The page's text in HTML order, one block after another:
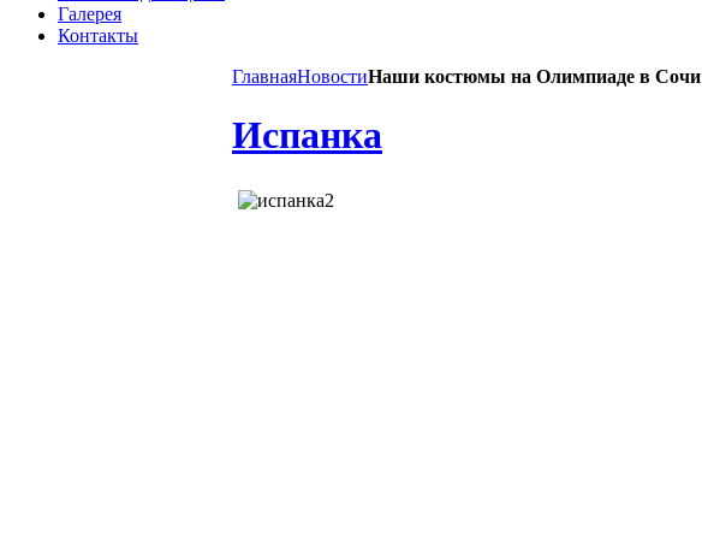
Галерея
Контакты
ГлавнаяНовостиНаши костюмы на Олимпиаде в Сочи
Испанка